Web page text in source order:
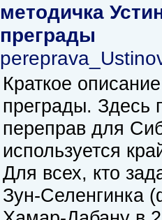
методичка
преграды
Краткое
преграды. Здесь
переправ для
используется
Для всех, кто
Зун-Селенгинка